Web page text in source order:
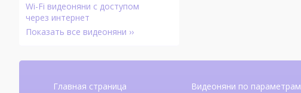
Wi-Fi видеоняни с доступом
через интернет
Показать все видеоняни ››
Главная страница
Видеоняни по параметрам